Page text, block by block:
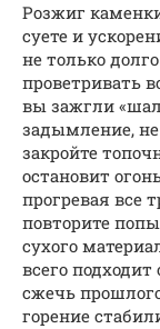
Розжиг
суете и
не только
проветривать
вы зажгли
задымление, не
закройте
остановит
прогревая все
повторите
сухого
всего
сжечь
горение